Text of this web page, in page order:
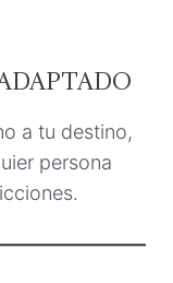
a tu destino,
persona